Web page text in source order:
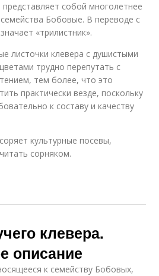
собой многолетнее
Бобовые. В переводе с
«трилистник».
листочки клевера с душистыми
трудно перепутать с
тем более, что это
практически везде, поскольку
к составу и качеству
культурные посевы,
сорняком.
клевера.
описание
к семейству Бобовых,